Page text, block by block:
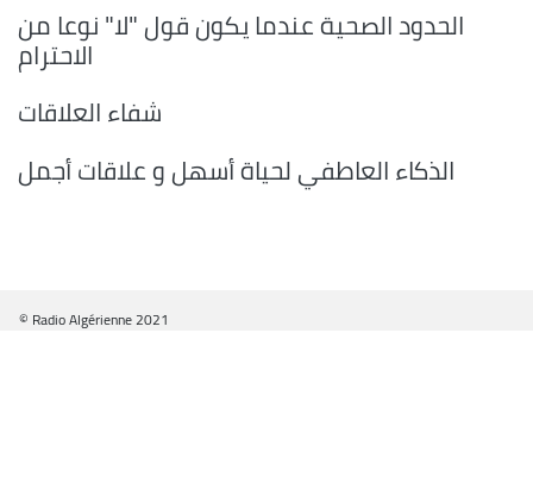
الحدود الصحية عندما يكون قول "لا" نوعا من
الاحترام
شفاء العلاقات
الذكاء العاطفي لحياة أسهل و علاقات أجمل
© Radio Algérienne 2021